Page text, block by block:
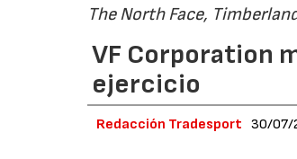
The North Face,
VF Corporation
ejercicio
Redacción Tradesport 30/07/